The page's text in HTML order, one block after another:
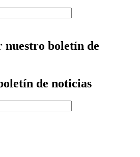
boletín de
de noticias